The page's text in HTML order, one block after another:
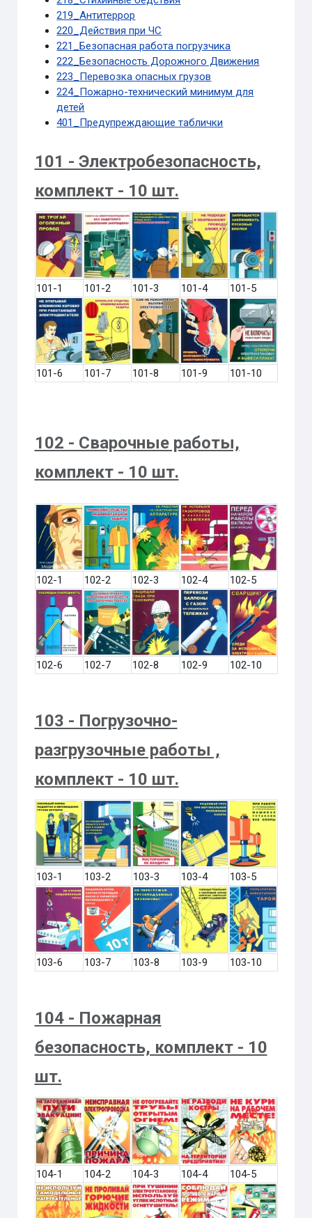
219_Антитеррор
220_Действия при ЧС
221_Безопасная работа погрузчика
222_Безопасность Дорожного Движения
223_Перевозка опасных грузов
224_Пожарно-технический минимум для
детей
401_Предупреждающие таблички
101 - Электробезопасность,
комплект - 10 шт.
101-1 101-2 101-3 101-4 101-5
101-6 101-7 101-8 101-9 101-10
102 - Сварочные работы,
комплект - 10 шт.
102-1 102-2 102-3 102-4 102-5
102-6 102-7 102-8 102-9 102-10
103 - Погрузочно-
разгрузочные работы ,
комплект - 10 шт.
103-1 103-2 103-3 103-4 103-5
103-6 103-7 103-8 103-9 103-10
104 - Пожарная
безопасность, комплект - 10
шт.
104-1 104-2 104-3 104-4 104-5